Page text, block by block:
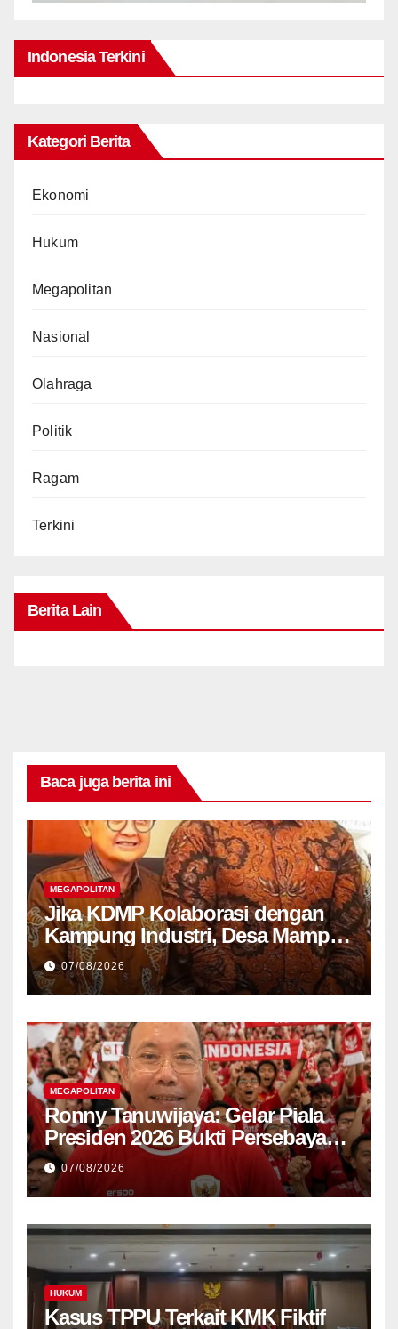
Indonesia Terkini
Kategori Berita
Ekonomi
Hukum
Megapolitan
Nasional
Olahraga
Politik
Ragam
Terkini
Berita Lain
Baca juga berita ini
MEGAPOLITAN
Jika KDMP Kolaborasi dengan
Kampung Industri, Desa Mampu
Jadi Pusat Perekonomian Baru
07/08/2026
MEGAPOLITAN
Ronny Tanuwijaya: Gelar Piala
Presiden 2026 Bukti Persebaya
Kembali ke Jalur Juara
07/08/2026
HUKUM
Kasus TPPU Terkait KMK Fiktif